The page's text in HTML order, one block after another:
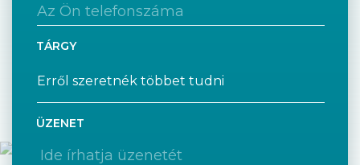
TÁRGY
ÜZENET